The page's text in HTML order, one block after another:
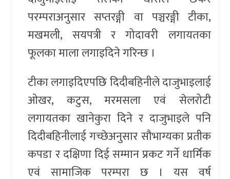
परम्पराअनुसार सप्तरङ्गी वा पञ्चरङ्गी टीका,
मखमली, सयपत्री र गोदावरी लगायतका
फूलका माला लगाइदिने गरिन्छ ।
टीका लगाइदिएपछि दिदीबहिनीले दाजुभाइलाई
ओखर, कटुस, मरमसला एवं सेलरोटी
लगायतका खानेकुरा दिने र दाजुभाइले पनि
दिदीबहिनीलाई गच्छेअनुसार सौभाग्यका प्रतीक
कपडा र दक्षिणा दिई सम्मान प्रकट गर्ने धार्मिक
एवं सामाजिक परम्परा छ । यस वर्ष